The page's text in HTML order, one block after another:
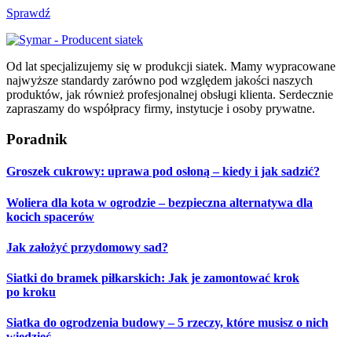
Sprawdź
Od lat specjalizujemy się w produkcji siatek. Mamy wypracowane
najwyższe standardy zarówno pod względem jakości naszych
produktów, jak również profesjonalnej obsługi klienta. Serdecznie
zapraszamy do współpracy firmy, instytucje i osoby prywatne.
Poradnik
Groszek cukrowy: uprawa pod osłoną – kiedy i jak sadzić?
Woliera dla kota w ogrodzie – bezpieczna alternatywa dla
kocich spacerów
Jak założyć przydomowy sad?
Siatki do bramek piłkarskich: Jak je zamontować krok
po kroku
Siatka do ogrodzenia budowy – 5 rzeczy, które musisz o nich